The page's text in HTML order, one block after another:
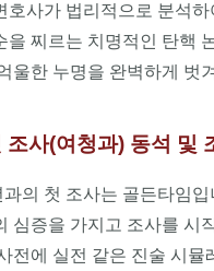
호사가 법리적으로 분석
을 찌르는 치명적인 탄핵
울한 누명을 완벽하게 벗
조사(여청과) 동석 및
의 첫 조사는 골든타임
심증을 가지고 조사를 시
전에 실전 같은 진술 시뮬